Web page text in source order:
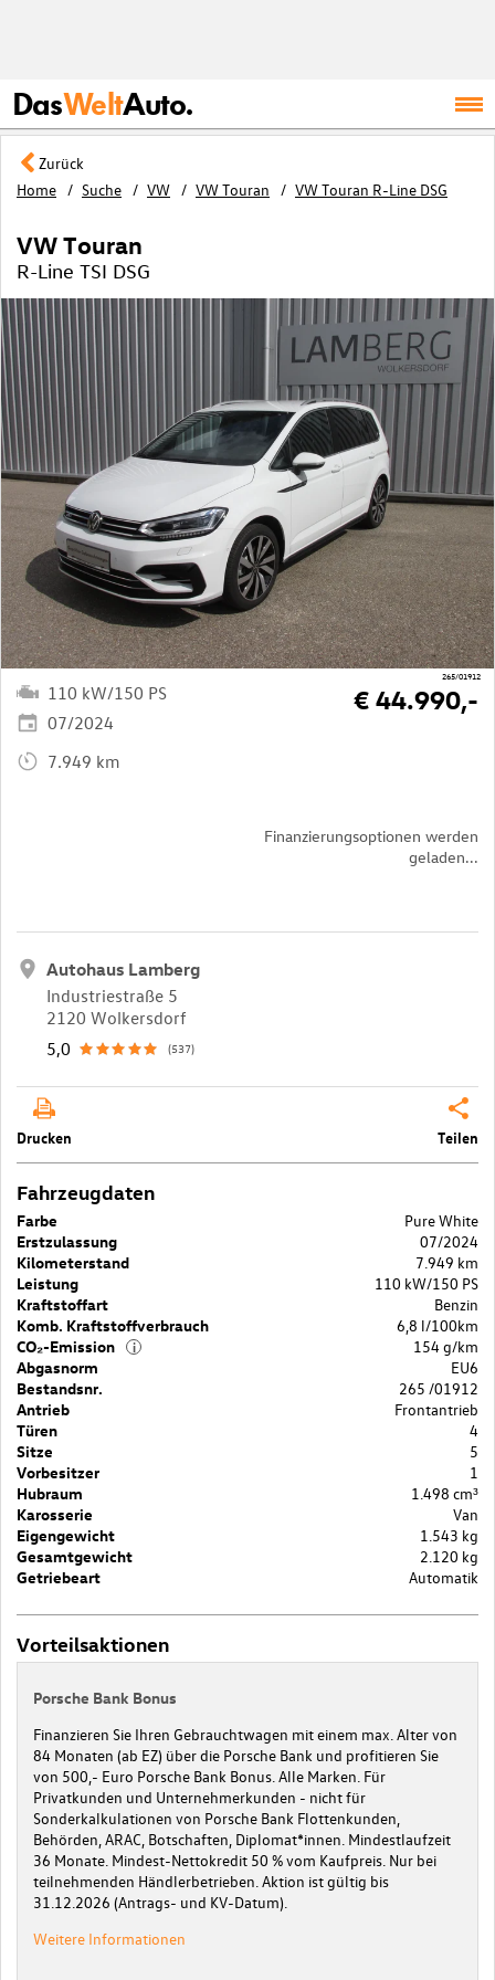
DasWeltAuto.
Zurück
Home
Suche VW VW Touran VW Touran R-Line DSG
265/01912
VW Touran
R-Line TSI DSG
110 kW/150 PS
07/2024
7.949 km
Finanzierungsoptionen werden
geladen...
€ 44.990,-
Autohaus Lamberg
Industriestraße 5
2120 Wolkersdorf
5,0
(537)
Drucken Teilen
Fahrzeugdaten
Farbe
Pure White
Erstzulassung
07/2024
Kilometerstand
7.949 km
Leistung
110 kW/150 PS
Kraftstoffart
Benzin
Komb. Kraftstoffverbrauch
6,8 l/100km
CO₂-Emission
i
154 g/km
Abgasnorm
EU6
Bestandsnr.
265 /01912
Antrieb
Frontantrieb
Türen
4
Sitze
5
Vorbesitzer
1
Hubraum
1.498 cm³
Karosserie
Van
Eigengewicht
1.543 kg
Gesamtgewicht
2.120 kg
Getriebeart
Automatik
Vorteilsaktionen
Porsche Bank Bonus
Finanzieren Sie Ihren Gebrauchtwagen mit einem max. Alter von
84 Monaten (ab EZ) über die Porsche Bank und profitieren Sie
von 500,- Euro Porsche Bank Bonus. Alle Marken. Für
Privatkunden und Unternehmerkunden - nicht für
Sonderkalkulationen von Porsche Bank Flottenkunden,
Behörden, ARAC, Botschaften, Diplomat*innen. Mindestlaufzeit
36 Monate. Mindest-Nettokredit 50 % vom Kaufpreis. Nur bei
teilnehmenden Händlerbetrieben. Aktion ist gültig bis
31.12.2026 (Antrags- und KV-Datum).
Weitere Informationen